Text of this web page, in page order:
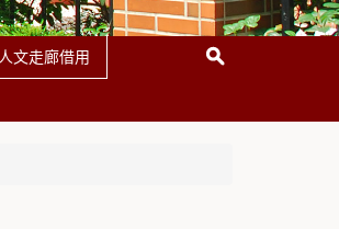
文走廊借用